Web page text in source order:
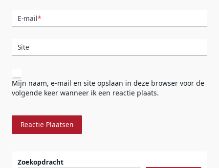
E-mail*
Site
Mijn naam, e-mail en site opslaan in deze browser voor de
volgende keer wanneer ik een reactie plaats.
Zoekopdracht